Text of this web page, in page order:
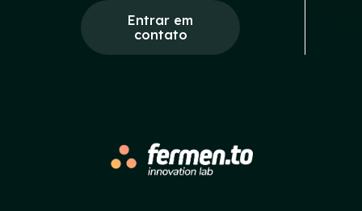
Entrar em
contato